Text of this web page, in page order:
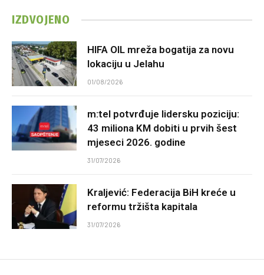
IZDVOJENO
HIFA OIL mreža bogatija za novu
lokaciju u Jelahu
01/08/2026
m:tel potvrđuje lidersku poziciju:
43 miliona KM dobiti u prvih šest
mjeseci 2026. godine
31/07/2026
Kraljević: Federacija BiH kreće u
reformu tržišta kapitala
31/07/2026